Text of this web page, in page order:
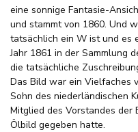
eine sonnige Fantasie-
und stammt von 1860. Und
tatsächlich ein W ist und es
Jahr 1861 in der Sammlung
die tatsächliche
Das Bild war ein Vielfaches
Sohn des niederländischen
Mitglied des Vorstandes der
Ölbild gegeben hatte.